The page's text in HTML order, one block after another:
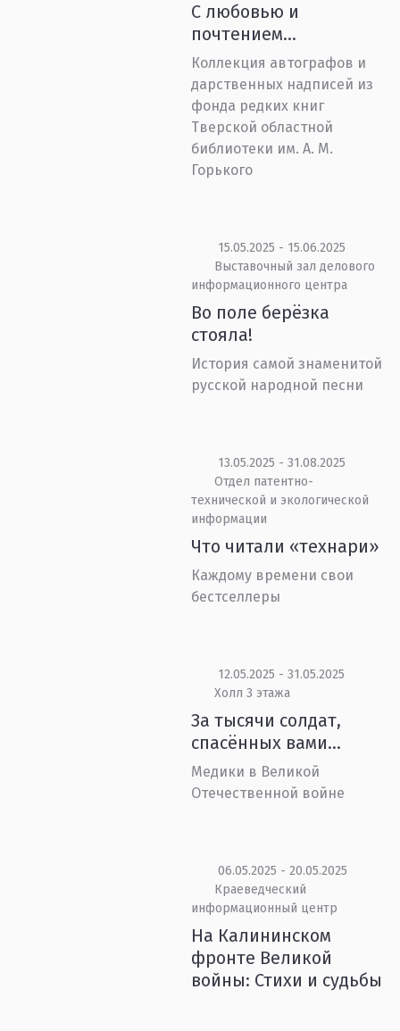
С любовью и
почтением…
Коллекция автографов и
дарственных надписей из
фонда редких книг
Тверской областной
библиотеки им. А. М.
Горького
15.05.2025 - 15.06.2025
Выставочный зал делового
информационного центра
Во поле берёзка
стояла!
История самой знаменитой
русской народной песни
13.05.2025 - 31.08.2025
Отдел патентно-
технической и экологической
информации
Что читали «технари»
Каждому времени свои
бестселлеры
12.05.2025 - 31.05.2025
Холл 3 этажа
За тысячи солдат,
спасённых вами…
Медики в Великой
Отечественной войне
06.05.2025 - 20.05.2025
Краеведческий
информационный центр
На Калининском
фронте Великой
войны: Стихи и судьбы